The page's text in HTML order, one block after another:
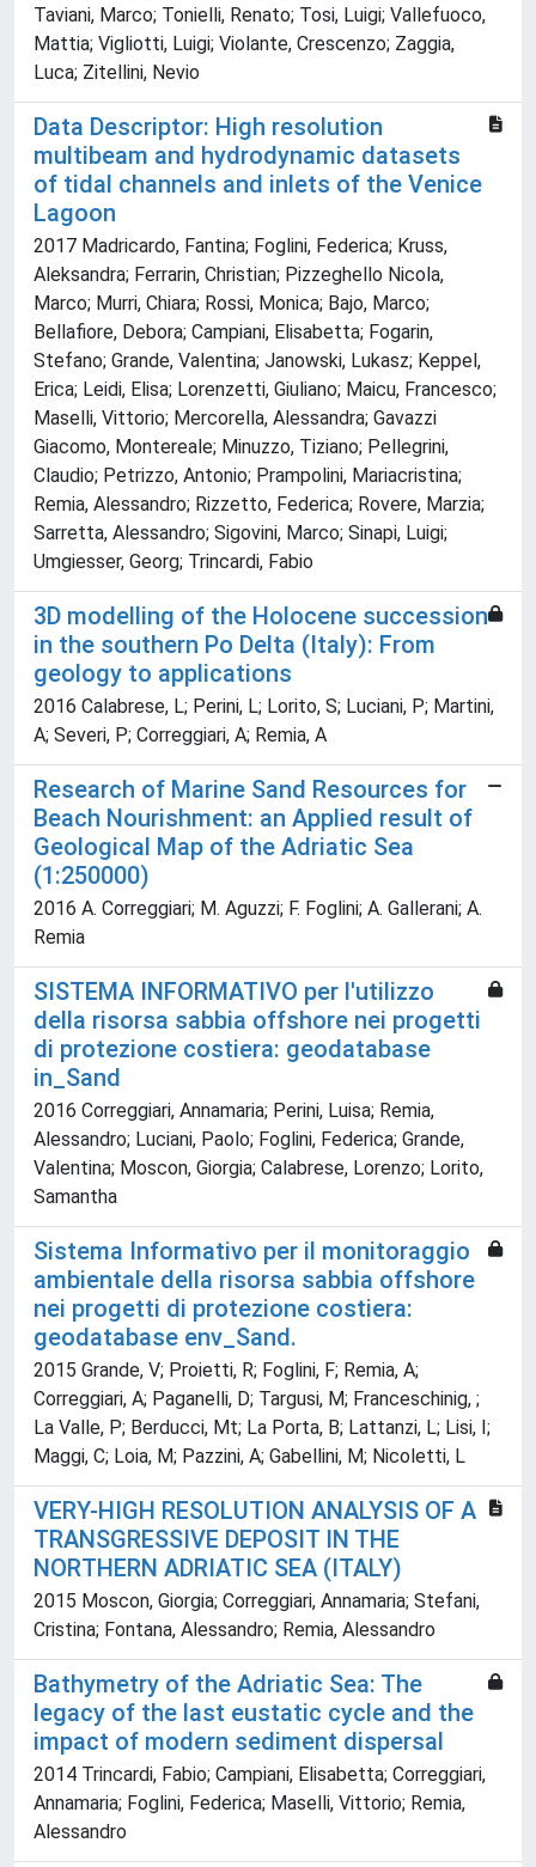
Taviani, Marco; Tonielli, Renato; Tosi, Luigi; Vallefuoco,
Mattia; Vigliotti, Luigi; Violante, Crescenzo; Zaggia,
Luca; Zitellini, Nevio
Data Descriptor: High resolution
multibeam and hydrodynamic datasets
of tidal channels and inlets of the Venice
Lagoon
2017 Madricardo, Fantina; Foglini, Federica; Kruss,
Aleksandra; Ferrarin, Christian; Pizzeghello Nicola,
Marco; Murri, Chiara; Rossi, Monica; Bajo, Marco;
Bellafiore, Debora; Campiani, Elisabetta; Fogarin,
Stefano; Grande, Valentina; Janowski, Lukasz; Keppel,
Erica; Leidi, Elisa; Lorenzetti, Giuliano; Maicu, Francesco;
Maselli, Vittorio; Mercorella, Alessandra; Gavazzi
Giacomo, Montereale; Minuzzo, Tiziano; Pellegrini,
Claudio; Petrizzo, Antonio; Prampolini, Mariacristina;
Remia, Alessandro; Rizzetto, Federica; Rovere, Marzia;
Sarretta, Alessandro; Sigovini, Marco; Sinapi, Luigi;
Umgiesser, Georg; Trincardi, Fabio
3D modelling of the Holocene succession
in the southern Po Delta (Italy): From
geology to applications
2016 Calabrese, L; Perini, L; Lorito, S; Luciani, P; Martini,
A; Severi, P; Correggiari, A; Remia, A
Research of Marine Sand Resources for
Beach Nourishment: an Applied result of
Geological Map of the Adriatic Sea
(1:250000)
2016 A. Correggiari; M. Aguzzi; F. Foglini; A. Gallerani; A.
Remia
SISTEMA INFORMATIVO per l'utilizzo
della risorsa sabbia offshore nei progetti
di protezione costiera: geodatabase
in_Sand
2016 Correggiari, Annamaria; Perini, Luisa; Remia,
Alessandro; Luciani, Paolo; Foglini, Federica; Grande,
Valentina; Moscon, Giorgia; Calabrese, Lorenzo; Lorito,
Samantha
Sistema Informativo per il monitoraggio
ambientale della risorsa sabbia offshore
nei progetti di protezione costiera:
geodatabase env_Sand.
2015 Grande, V; Proietti, R; Foglini, F; Remia, A;
Correggiari, A; Paganelli, D; Targusi, M; Franceschinig, ;
La Valle, P; Berducci, Mt; La Porta, B; Lattanzi, L; Lisi, I;
Maggi, C; Loia, M; Pazzini, A; Gabellini, M; Nicoletti, L
VERY-HIGH RESOLUTION ANALYSIS OF A
TRANSGRESSIVE DEPOSIT IN THE
NORTHERN ADRIATIC SEA (ITALY)
2015 Moscon, Giorgia; Correggiari, Annamaria; Stefani,
Cristina; Fontana, Alessandro; Remia, Alessandro
Bathymetry of the Adriatic Sea: The
legacy of the last eustatic cycle and the
impact of modern sediment dispersal
2014 Trincardi, Fabio; Campiani, Elisabetta; Correggiari,
Annamaria; Foglini, Federica; Maselli, Vittorio; Remia,
Alessandro